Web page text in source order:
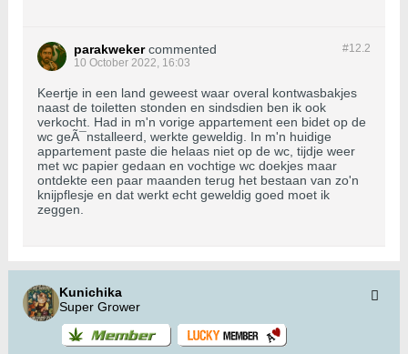
#12.2
parakweker commented
10 October 2022, 16:03
Keertje in een land geweest waar overal kontwasbakjes
naast de toiletten stonden en sindsdien ben ik ook
verkocht. Had in m'n vorige appartement een bidet op de
wc geÃ¯nstalleerd, werkte geweldig. In m'n huidige
appartement paste die helaas niet op de wc, tijdje weer
met wc papier gedaan en vochtige wc doekjes maar
ontdekte een paar maanden terug het bestaan van zo'n
knijpflesje en dat werkt echt geweldig goed moet ik
zeggen.
Kunichika
Super Grower